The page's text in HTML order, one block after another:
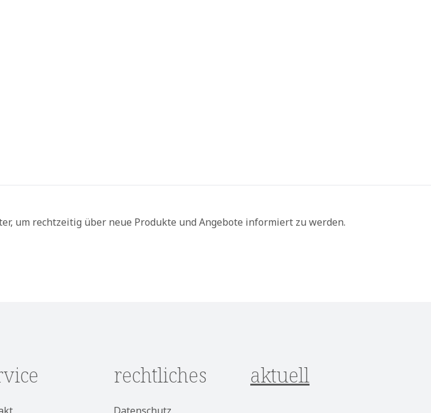
um rechtzeitig über neue Produkte und Angebote informiert zu werden.
rechtliches aktuell